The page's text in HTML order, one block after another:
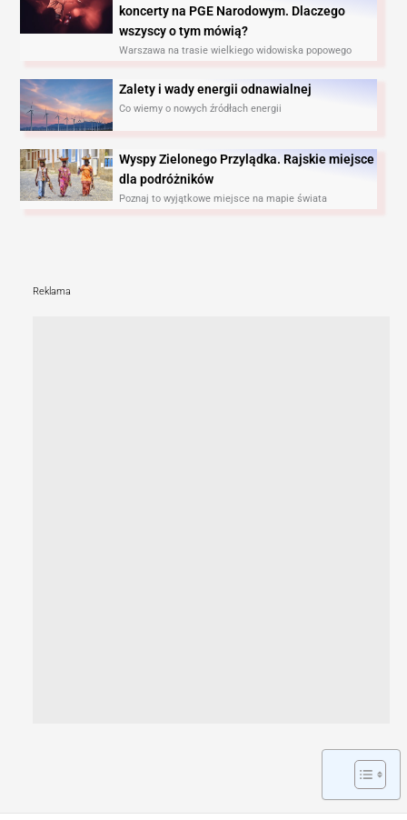
koncerty na PGE Narodowym. Dlaczego
wszyscy o tym mówią?
Warszawa na trasie wielkiego widowiska popowego
Zalety i wady energii odnawialnej
Co wiemy o nowych źródłach energii
Wyspy Zielonego Przylądka. Rajskie miejsce
dla podróżników
Poznaj to wyjątkowe miejsce na mapie świata
Reklama